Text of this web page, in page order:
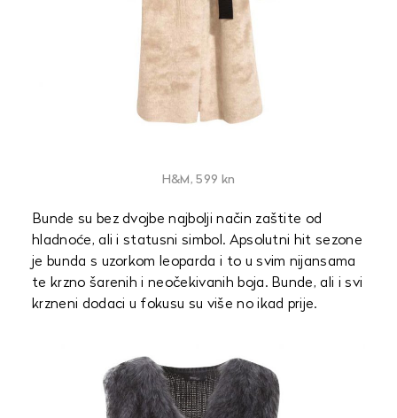
H&M, 599 kn
Bunde su bez dvojbe najbolji način zaštite od
hladnoće, ali i statusni simbol. Apsolutni hit sezone
je bunda s uzorkom leoparda i to u svim nijansama
te krzno šarenih i neočekivanih boja. Bunde, ali i svi
krzneni dodaci u fokusu su više no ikad prije.